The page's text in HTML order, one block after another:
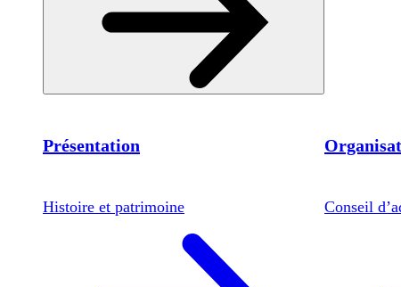
Présentation
Histoire et patrimoine Conseil